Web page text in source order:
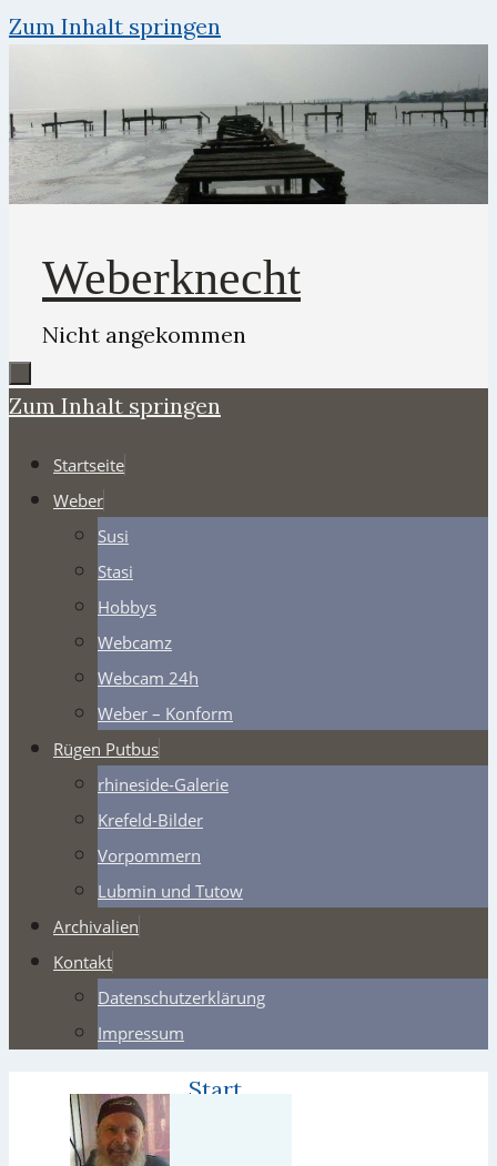
Zum Inhalt springen
Weberknecht
Nicht angekommen
Zum Inhalt springen
Startseite
Weber
Susi
Stasi
Hobbys
Webcamz
Webcam 24h
Weber – Konform
Rügen Putbus
rhineside-Galerie
Krefeld-Bilder
Vorpommern
Lubmin und Tutow
Archivalien
Kontakt
Datenschutzerklärung
Impressum
Start